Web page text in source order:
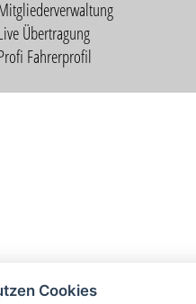
Übertragung
Fahrerprofil
Cookies